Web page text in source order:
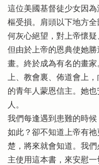
這位美國基督徒少女因
樞受損。肩頭以下地方
何灰心絕望，對上帝懷疑
但由於上帝的恩典使她
畫。終於成為有名的畫
上、教會裏、佈道會上
的青年人蒙恩信主。她
人。
我們每逢遇到患難的時
如此？卻不知道上帝有
楚，將來就會知道。我
主使用這本書，來安慰